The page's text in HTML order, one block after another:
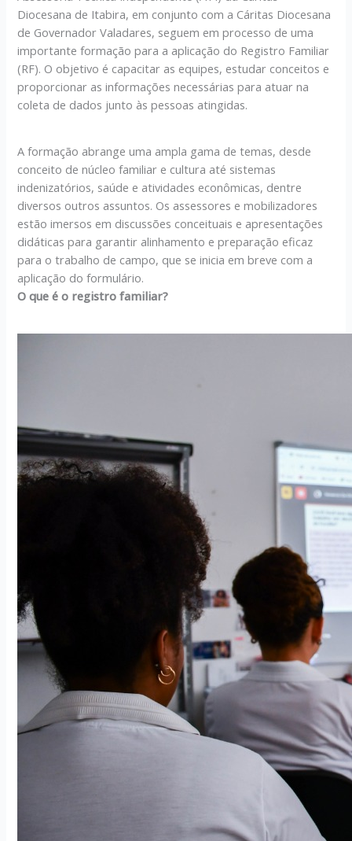
Diocesana de Itabira, em conjunto com a Cáritas Diocesana
de Governador Valadares, seguem em processo de uma
importante formação para a aplicação do Registro Familiar
(RF). O objetivo é capacitar as equipes, estudar conceitos e
proporcionar as informações necessárias para atuar na
coleta de dados junto às pessoas atingidas.
A formação abrange uma ampla gama de temas, desde
conceito de núcleo familiar e cultura até sistemas
indenizatórios, saúde e atividades econômicas, dentre
diversos outros assuntos. Os assessores e mobilizadores
estão imersos em discussões conceituais e apresentações
didáticas para garantir alinhamento e preparação eficaz
para o trabalho de campo, que se inicia em breve com a
aplicação do formulário.
O que é o registro familiar?